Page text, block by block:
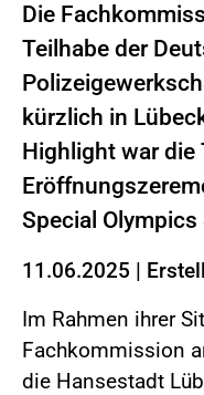
Die
Teilhabe der
kürzlich in
Highlight war die
Special
11.06.2025 |
Im Rahmen ihrer
Fachkommission
die Hansestadt